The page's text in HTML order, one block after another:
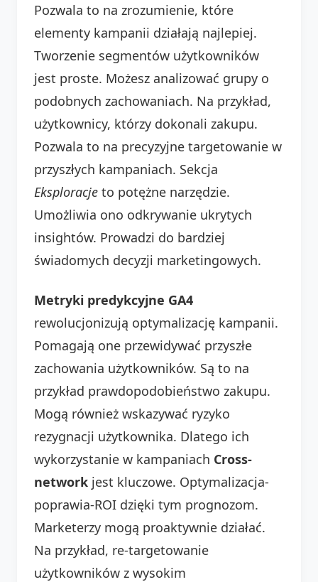
Pozwala to na zrozumienie, które
elementy kampanii działają najlepiej.
Tworzenie segmentów użytkowników
jest proste. Możesz analizować grupy o
podobnych zachowaniach. Na przykład,
użytkownicy, którzy dokonali zakupu.
Pozwala to na precyzyjne targetowanie w
przyszłych kampaniach. Sekcja
Eksploracje to potężne narzędzie.
Umożliwia ono odkrywanie ukrytych
insightów. Prowadzi do bardziej
świadomych decyzji marketingowych.
Metryki predykcyjne GA4
rewolucjonizują optymalizację kampanii.
Pomagają one przewidywać przyszłe
zachowania użytkowników. Są to na
przykład prawdopodobieństwo zakupu.
Mogą również wskazywać ryzyko
rezygnacji użytkownika. Dlatego ich
wykorzystanie w kampaniach Cross-
network jest kluczowe. Optymalizacja-
poprawia-ROI dzięki tym prognozom.
Marketerzy mogą proaktywnie działać.
Na przykład, re-targetowanie
użytkowników z wysokim